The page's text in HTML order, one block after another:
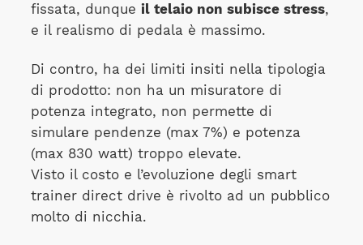
fissata, dunque il telaio non subisce stress,
e il realismo di pedala è massimo.
Di contro, ha dei limiti insiti nella tipologia
di prodotto: non ha un misuratore di
potenza integrato, non permette di
simulare pendenze (max 7%) e potenza
(max 830 watt) troppo elevate.
Visto il costo e l’evoluzione degli smart
trainer direct drive è rivolto ad un pubblico
molto di nicchia.